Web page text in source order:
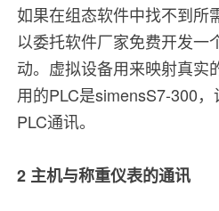
如果在组态软件中找不到所
以委托软件厂家免费开发一
动。虚拟设备用来映射真实
用的PLC是simensS7-300
PLC通讯。
2 主机与称重仪表的通讯